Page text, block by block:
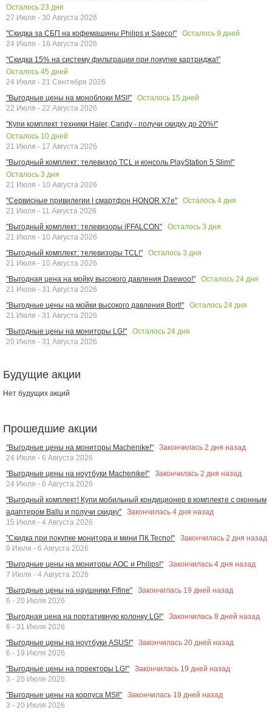
Осталось 23 дня
27 Июля - 30 Августа 2026
"Скидка за СБП на кофемашины Philips и Saeco!"
Осталось 9 дней
24 Июля - 16 Августа 2026
"Скидка 15% на систему фильтрации при покупке картриджа!"
Осталось 45 дней
24 Июля - 21 Сентября 2026
"Выгодные цены на моноблоки MSI!"
Осталось 15 дней
22 Июля - 22 Августа 2026
"Купи комплект техники Haier, Candy - получи скидку до 20%!"
Осталось 10 дней
21 Июля - 17 Августа 2026
"Выгодный комплект: телевизор TCL и консоль PlayStation 5 Slim!"
Осталось 3 дня
21 Июля - 10 Августа 2026
"Сервисные привилегии | смартфон HONOR X7e"
Осталось 4 дня
21 Июля - 11 Августа 2026
"Выгодный комплект: телевизоры iFFALCON"
Осталось 3 дня
21 Июля - 10 Августа 2026
"Выгодный комплект: телевизоры TCL!"
Осталось 3 дня
21 Июля - 10 Августа 2026
"Выгодная цена на мойку высокого давления Daewoo!"
Осталось 24 дня
21 Июля - 31 Августа 2026
"Выгодные цены на мойки высокого давления Bort!"
Осталось 24 дня
21 Июля - 31 Августа 2026
"Выгодные цены на мониторы LG!"
Осталось 24 дня
20 Июля - 31 Августа 2026
Будущие акции
Нет будущих акций
Прошедшие акции
"Выгодные цены на мониторы Machenike!" Закончилась 2 дня назад
24 Июля - 6 Августа 2026
"Выгодные цены на ноутбуки Machenike!"
Закончилась 2 дня назад
24 Июля - 6 Августа 2026
"Выгодный комплект! Купи мобильный кондиционер в комплекте с оконным
адаптером Ballu и получи скидку"
Закончилась 4 дня назад
15 Июля - 4 Августа 2026
"Скидка при покупке монитора и мини ПК Tecno!"
Закончилась 2 дня назад
9 Июля - 6 Августа 2026
"Выгодные цены на мониторы AOC и Philips!"
Закончилась 4 дня назад
7 Июля - 4 Августа 2026
"Выгодные цены на наушники Fifine"
Закончилась 19 дней назад
6 - 20 Июля 2026
"Выгодная цена на портативную колонку LG!"
Закончилась 8 дней назад
6 - 31 Июля 2026
"Выгодные цены на ноутбуки ASUS!"
Закончилась 20 дней назад
6 - 19 Июля 2026
"Выгодные цены на проекторы LG!"
Закончилась 19 дней назад
3 - 20 Июля 2026
"Выгодные цены на корпуса MSI!"
Закончилась 19 дней назад
3 - 20 Июля 2026